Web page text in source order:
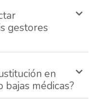
gestores
en
bajas médicas?